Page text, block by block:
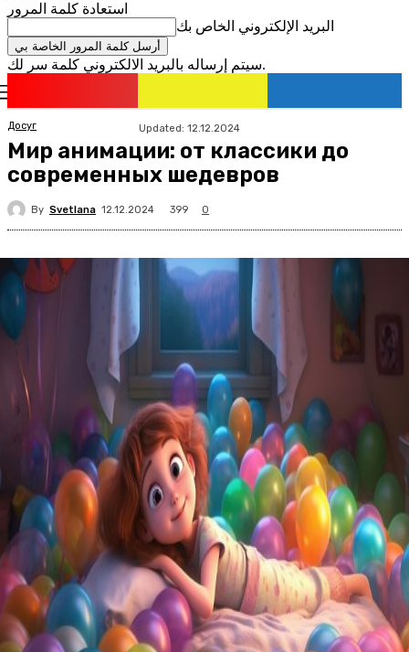
استعادة كلمة المرور
البريد الإلكتروني الخاص بك
سيتم إرساله بالبريد الالكتروني كلمة سر لك.
Досуг Updated: 12.12.2024
Мир анимации: от классики до
современных шедевров
By Svetlana 12.12.2024 399 0